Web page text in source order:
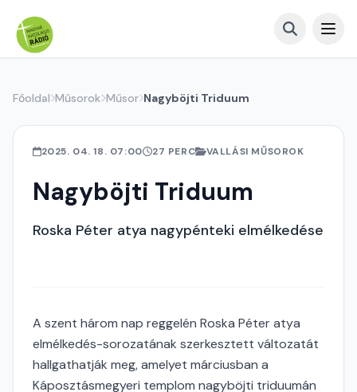
Főoldal Műsorok Műsor Nagyböjti Triduum
2025. 04. 18. 07:00 27 PERC VALLÁSI MŰSOROK
Nagyböjti Triduum
Roska Péter atya nagypénteki elmélkedése
A szent három nap reggelén Roska Péter atya
elmélkedés-sorozatának szerkesztett változatát
hallgathatják meg, amelyet márciusban a
Káposztásmegyeri templom nagyböjti triduumán